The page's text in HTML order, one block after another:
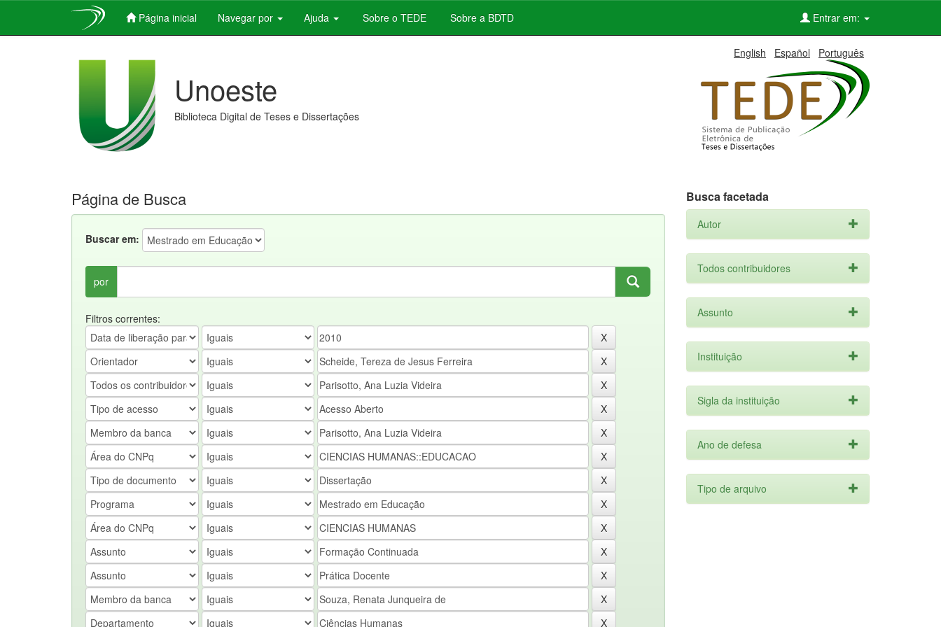
Página inicial Navegar por Ajuda Sobre o TEDE Sobre a BDTD Entrar em:
English Español Português
Unoeste
Biblioteca Digital de Teses e Dissertações
Página de Busca
Buscar em:
por
Filtros correntes:
Busca facetada
Autor
Todos contribuidores
Assunto
Instituição
Sigla da instituição
Ano de defesa
Tipo de arquivo